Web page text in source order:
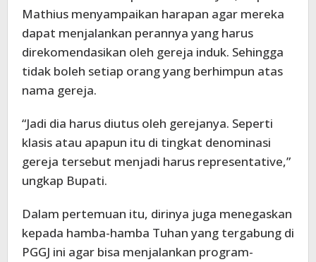
Mathius menyampaikan harapan agar mereka
dapat menjalankan perannya yang harus
direkomendasikan oleh gereja induk. Sehingga
tidak boleh setiap orang yang berhimpun atas
nama gereja.
“Jadi dia harus diutus oleh gerejanya. Seperti
klasis atau apapun itu di tingkat denominasi
gereja tersebut menjadi harus representative,”
ungkap Bupati.
Dalam pertemuan itu, dirinya juga menegaskan
kepada hamba-hamba Tuhan yang tergabung di
PGGJ ini agar bisa menjalankan program-